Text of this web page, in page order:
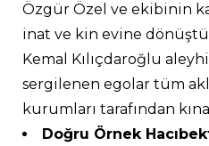
Özgür Özel ve ekibinin
inat ve kin evine
Kemal Kılıçdaroğlu
sergilenen egolar tüm
kurumları tarafından
Doğru Örnek